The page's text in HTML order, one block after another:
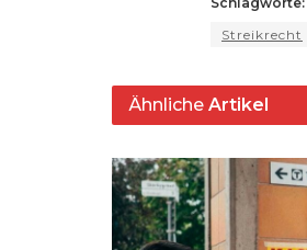
A
p
p
Streikrecht
Ähnliche Artikel